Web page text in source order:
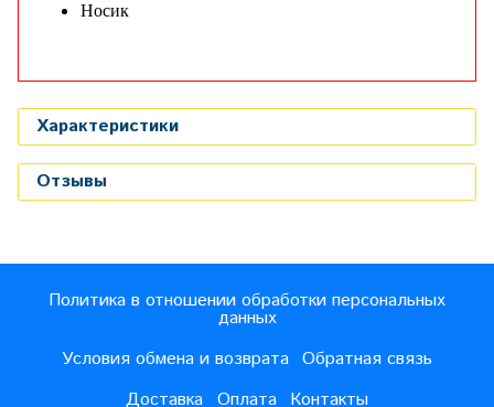
Носик
Характеристики
Отзывы
Политика в отношении обработки персональных
данных
Условия обмена и возврата Обратная связь
Доставка Оплата Контакты